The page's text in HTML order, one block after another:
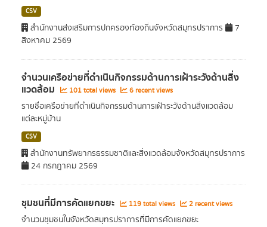
CSV
สำนักงานส่งเสริมการปกครองท้องถิ่นจังหวัดสมุทรปราการ
7
สิงหาคม 2569
จำนวนเครือข่ายที่ดำเนินกิจกรรมด้านการเฝ้าระวังด้านสิ่ง
แวดล้อม 101 total views 6 recent views
รายชื่อเครือข่ายที่ดำเนินกิจกรรมด้านการเฝ้าระวังด้านสิ่งแวดล้อม
แต่ละหมู่บ้าน
CSV
สำนักงานทรัพยากรธรรมชาติและสิ่งแวดล้อมจังหวัดสมุทรปราการ
24 กรกฎาคม 2569
ชุมชนที่มีการคัดแยกขยะ 119 total views 2 recent views
จำนวนชุมชนในจังหวัดสมุทรปราการที่มีการคัดแยกขยะ